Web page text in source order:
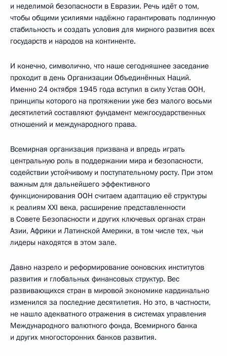
и неделимой безопасности в Евразии. Речь идёт о том,
чтобы общими усилиями надёжно гарантировать подлинную
стабильность и создать условия для мирного развития всех
государств и народов на континенте.
И конечно, символично, что наше сегодняшнее заседание
проходит в день Организации Объединённых Наций.
Именно 24 октября 1945 года вступил в силу Устав ООН,
принципы которого на протяжении уже без малого восьми
десятилетий составляют фундамент межгосударственных
отношений и международного права.
Всемирная организация призвана и впредь играть
центральную роль в поддержании мира и безопасности,
содействии устойчивому и поступательному росту. При этом
важным для дальнейшего эффективного
функционирования ООН считаем адаптацию её структуры
к реалиям XXI века, расширение представленности
в Совете Безопасности и других ключевых органах стран
Азии, Африки и Латинской Америки, в том числе тех, чьи
лидеры находятся в этом зале.
Давно назрело и реформирование ооновских институтов
развития и глобальных финансовых структур. Вес
развивающихся стран в мировой экономике кардинально
изменился за последние десятилетия. Но это, в частности,
не нашло адекватного отражения в системах управления
Международного валютного фонда, Всемирного банка
и других многосторонних банков развития.